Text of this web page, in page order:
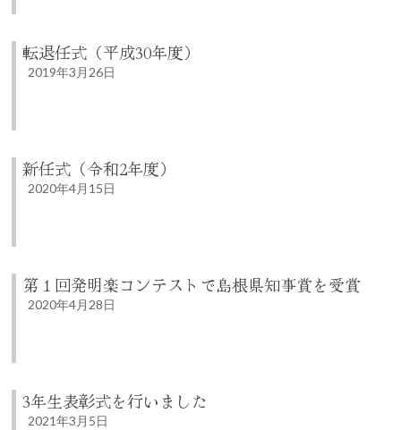
転退任式（平成30年度）
2019年3月26日
新任式（令和2年度）
2020年4月15日
第１回発明楽コンテストで島根県知事賞を受賞
2020年4月28日
3年生表彰式を行いました
2021年3月5日